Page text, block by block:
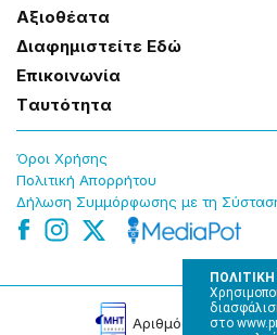
στο
Αξɩοθέατα
Δɩαφημɩστείτε Εδώ
Επɩκοɩνωνία
Tαυτότητα
Όροɩ Χρήσης
Πολɩτɩκή Απορρήτου
Δήλωση Συμμόρφωσης με τη
Αρɩθμός